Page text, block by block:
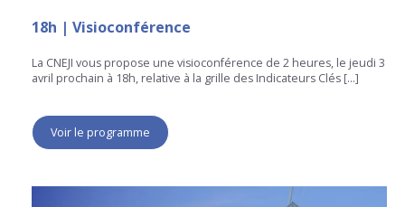
18h | Visioconférence
La CNEJI vous propose une visioconférence de 2 heures, le jeudi 3
avril prochain à 18h, relative à la grille des Indicateurs Clés […]
Voir le programme